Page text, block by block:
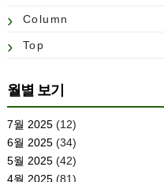
Column
Top
월별 보기
7월 2025(12)
6월 2025(34)
5월 2025(42)
4월 2025(81)